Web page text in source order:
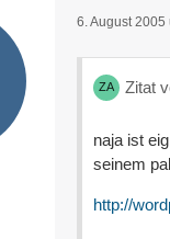
6. August 2005
Zitat
naja ist
seinem
http://